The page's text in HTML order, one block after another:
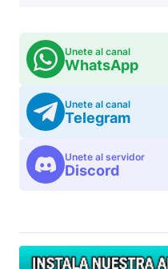
Unete al canal
WhatsApp
Unete al canal
Telegram
Unete al servidor
Discord